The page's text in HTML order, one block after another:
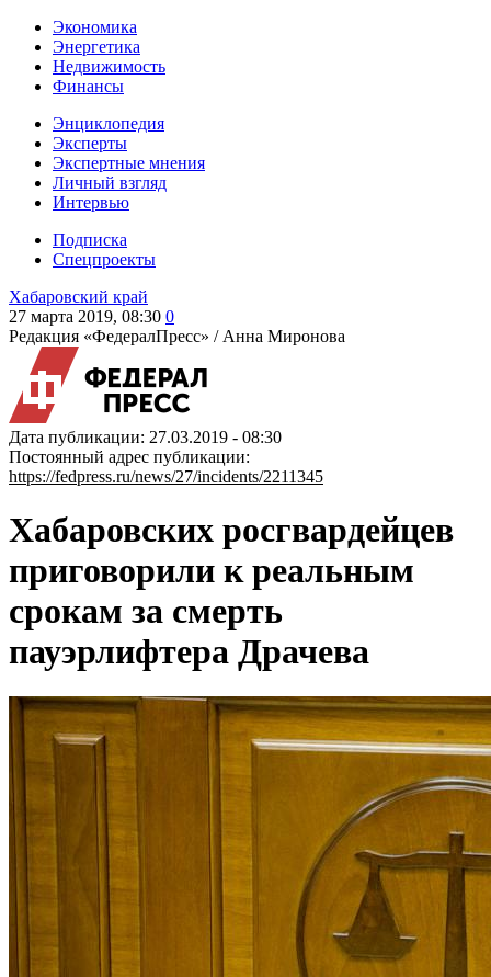
Экономика
Энергетика
Недвижимость
Финансы
Энциклопедия
Эксперты
Экспертные мнения
Личный взгляд
Интервью
Подписка
Спецпроекты
Хабаровский край
27 марта 2019, 08:30 0
Редакция «ФедералПресс» / Анна Миронова
Дата публикации: 27.03.2019 - 08:30
Постоянный адрес публикации:
https://fedpress.ru/news/27/incidents/2211345
Хабаровских росгвардейцев
приговорили к реальным
срокам за смерть
пауэрлифтера Драчева